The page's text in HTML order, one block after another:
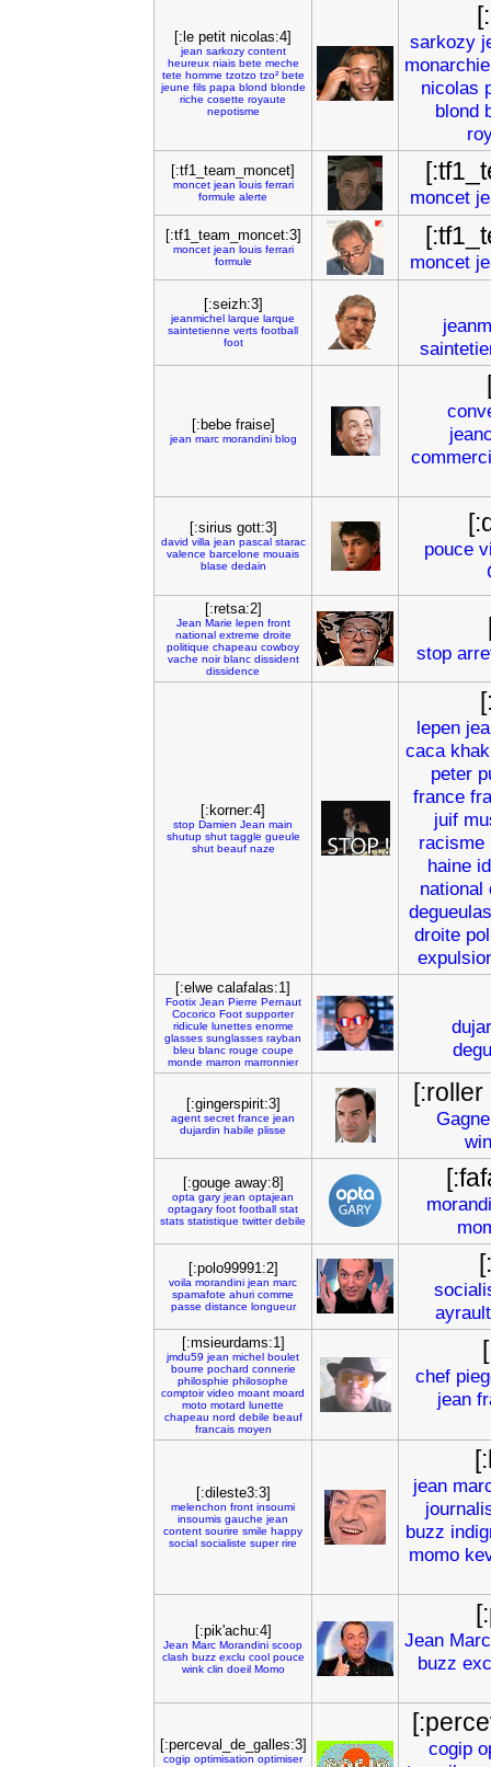
[:le petit nicolas:4]
jean sarkozy content
heureux niais bete meche
tete homme tzotzo tzo² bete
jeune fils papa blond blonde
riche cosette royaute
nepotisme
sarkozy
monarchie
nicolas
blond
[:tf1_team_moncet]
moncet jean louis ferrari
formule alerte moncet
[:tf1_team_moncet:3]
moncet jean louis ferrari
formule
moncet
[:seizh:3]
jeanmichel larque larque
saintetienne verts football
foot
[:bebe fraise]
jean marc morandini blog
[:sirius gott:3]
david villa jean pascal starac
valence barcelone mouais
blase dedain
pouce
[:retsa:2]
Jean Marie lepen front
national extreme droite
politique chapeau cowboy
vache noir blanc dissident
dissidence
stop
[:korner:4]
stop Damien Jean main
shutup shut taggle gueule
shut beauf naze
lepen
caca
peter
france
juif
racisme
haine
national
droite
[:elwe calafalas:1]
Footix Jean Pierre Pernaut
Cocorico Foot supporter
ridicule lunettes enorme
glasses sunglasses rayban
bleu blanc rouge coupe
monde marron marronnier
[:gingerspirit:3]
agent secret france jean
dujardin habile plisse
[:roller
Gagne
[:gouge away:8]
opta gary jean optajean
optagary foot football stat
stats statistique twitter debile
[:polo99991:2]
voila morandini jean marc
spamafote ahuri comme
passe distance longueur
ayrault
[:msieurdams:1]
jmdu59 jean michel boulet
bourre pochard connerie
philosphie philosophe
comptoir video moant moard
moto motard lunette
chapeau nord debile beauf
francais moyen
chef
jean
[:dileste3:3]
melenchon front insoumi
insoumis gauche jean
content sourire smile happy
social socialiste super rire
jean
buzz
momo
[:pik'achu:4]
Jean Marc Morandini scoop
clash buzz exclu cool pouce
wink clin doeil Momo
Jean Marc
buzz
[:perceval_de_galles:3]
cogip optimisation optimiser
cogip